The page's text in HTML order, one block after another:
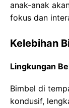
anak-anak
fokus dan
Kelebihan
Lingkungan
Bimbel di
kondusif,